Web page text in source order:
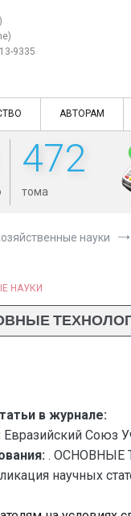
9335
АВТОРАМ
472
тома
науки
НАУКИ
в журнале:
Евразийский Союз
. ОСНОВНЫЕ
научных